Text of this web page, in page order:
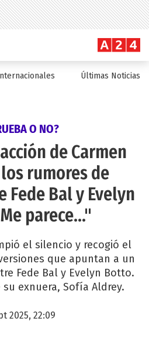
Últimas Noticias
O NO?
de Carmen
rumores de
Fede Bal y Evelyn
parece..."
el silencio y recogió el
que apuntan a un
Fede Bal y Evelyn Botto.
exnuera, Sofía Aldrey.
2025, 22:09